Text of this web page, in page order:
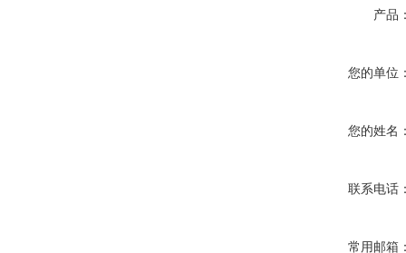
产品
您的单位
您的姓名
联系电话
常用邮箱